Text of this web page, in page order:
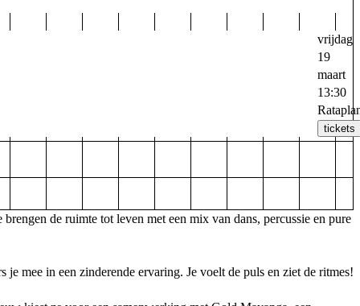
vrijdag
19
maart
13:30
tickets
de ruimte tot leven met een mix van dans, percussie en pure
mee in een zinderende ervaring. Je voelt de puls en ziet de ritmes!